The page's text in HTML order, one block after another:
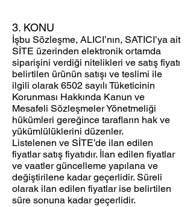
3. KONU
İşbu Sözleşme, ALICI’nın, SATICI’ya ait
SİTE üzerinden elektronik ortamda
siparişini verdiği nitelikleri ve satış fiyatı
belirtilen ürünün satışı ve teslimi ile
ilgili olarak 6502 sayılı Tüketicinin
Korunması Hakkında Kanun ve
Mesafeli Sözleşmeler Yönetmeliği
hükümleri gereğince tarafların hak ve
yükümlülüklerini düzenler.
Listelenen ve SİTE’de ilan edilen
fiyatlar satış fiyatıdır. İlan edilen fiyatlar
ve vaatler güncelleme yapılana ve
değiştirilene kadar geçerlidir. Süreli
olarak ilan edilen fiyatlar ise belirtilen
süre sonuna kadar geçerlidir.